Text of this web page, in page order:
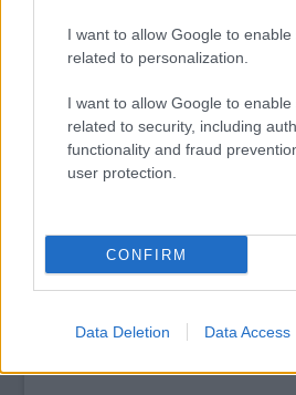
I want to allow Google to enable
related to personalization.
I want to allow Google to enable
related to security, including
functionality and fraud
user protection.
CONFIRM
Data Deletion Data Access
Kolbász, pálinka és Takáts
nevek a Stargarden
A zenei fesztivál gasztro részleggel is